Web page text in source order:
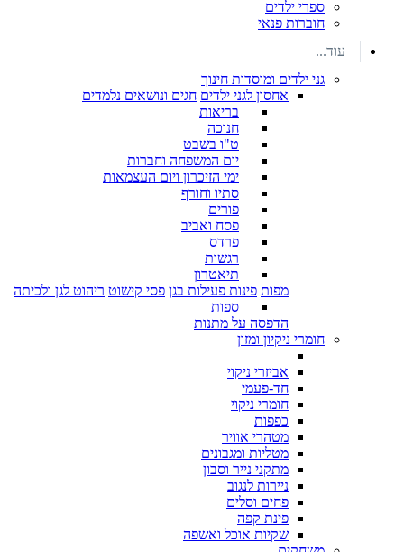
ספרי ילדים
חוברות פנאי
עוד...
גני ילדים ומוסדות חינוך
אחסון לגני ילדים חגים ונושאים נלמדים
בריאות
חנוכה
ט"ו בשבט
יום המשפחה וחברות
ימי הזיכרון ויום העצמאות
סתיו וחורף
פורים
פסח ואביב
פרדס
רגשות
תיאטרון
מפות פינות פעילות בגן פסי קישוט ריהוט לגן ולכיתה
ספות
הדפסה על מתנות
חומרי ניקיון ומזון
אביזרי ניקוי
חד-פעמי
חומרי ניקוי
כפפות
מטהרי אוויר
מטליות ומגבונים
מתקני נייר וסבון
ניירות לנגוב
פחים וסלים
פינת קפה
שקיות אוכל ואשפה